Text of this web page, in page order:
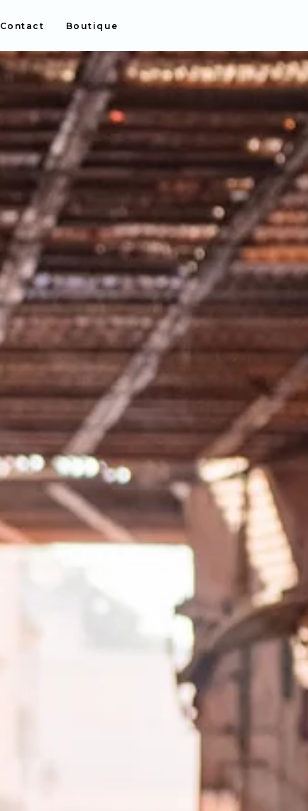
Contact Boutique